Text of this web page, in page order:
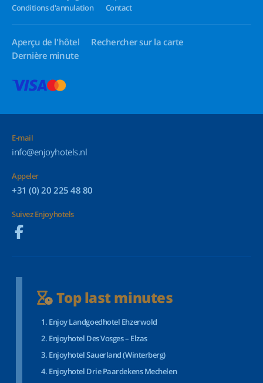
Conditions d'annulation
Contact
Aperçu de l'hôtel
Rechercher sur la carte
Dernière minute
E-mail
info@enjoyhotels.nl
Appeler
+31 (0) 20 225 48 80
Suivez Enjoyhotels
Top last minutes
Enjoy Landgoedhotel Ehzerwold
Enjoyhotel Des Vosges – Elzas
Enjoyhotel Sauerland (Winterberg)
Enjoyhotel Drie Paardekens Mechelen